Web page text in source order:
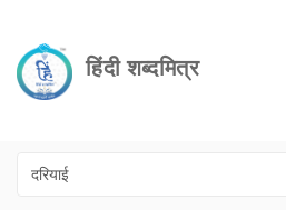
हिंदी शब्दमित्र